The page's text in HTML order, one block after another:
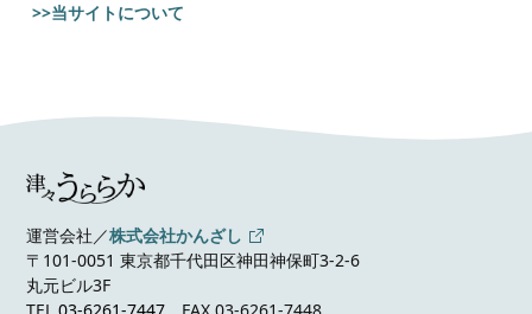
>>当サイトについて
運営会社／株式会社かんざし
〒101-0051 東京都千代田区神田神保町3-2-6
丸元ビル3F